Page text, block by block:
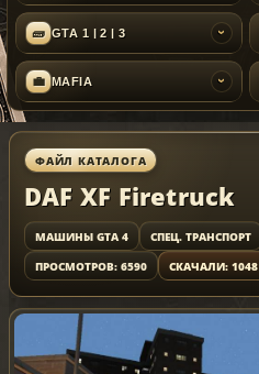
🧱 GTA 1 | 2 | 3 ›
💼 MAFIA ›
ФАЙЛ КАТАЛОГА
DAF XF Firetruck
МАШИНЫ GTA 4 СПЕЦ. ТРАНСПОРТ
ПРОСМОТРОВ: 6590
СКАЧАЛИ: 1048